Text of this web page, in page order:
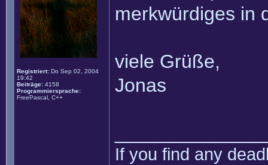
Registriert: Do Sep 02, 2004
19:42
Beiträge: 4158
Programmiersprache:
FreePascal, C++
merkwürdiges in
viele Grüße,
Jonas
If you find any